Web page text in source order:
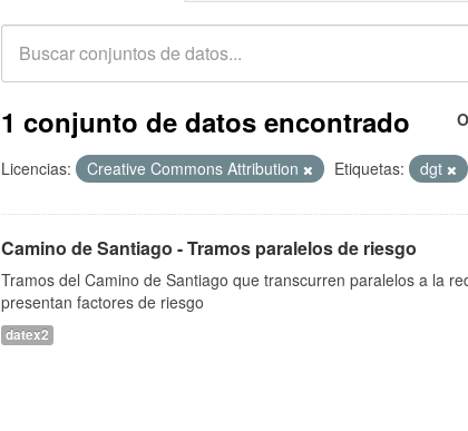
1 conjunto de datos encontrado
Licencias: Creative Commons Attribution Etiquetas: dgt
Camino de Santiago - Tramos paralelos de riesgo
Tramos del Camino de Santiago que transcurren paralelos a la
presentan factores de riesgo
datex2